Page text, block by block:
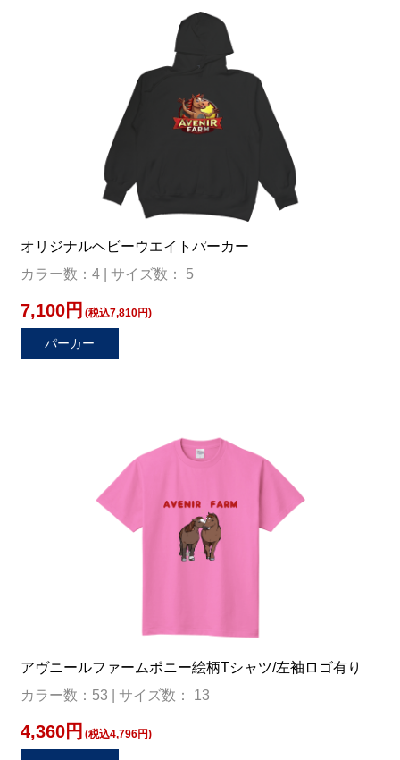
オリジナルヘビーウエイトパーカー
カラー数：4 | サイズ数： 5
7,100円 (税込7,810円)
パーカー
アヴニールファームポニー絵柄Tシャツ/左袖ロゴ有り
カラー数：53 | サイズ数： 13
4,360円 (税込4,796円)